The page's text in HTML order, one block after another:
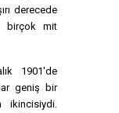
derecede
birçok mit
1901'de
geniş bir